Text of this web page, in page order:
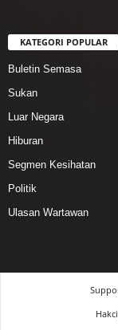
KATEGORI POPULAR
Buletin Semasa
Sukan
Luar Negara
Hiburan
Segmen Kesihatan
Politik
Ulasan Wartawan